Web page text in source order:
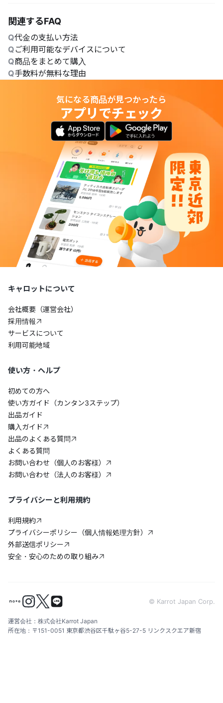
関連するFAQ
Q代金の支払い方法
Qご利用可能なデバイスについて
Q商品をまとめて購入
Q手数料が無料な理由
気になる商品が見つかったら
アプリでチェック
キャロットについて
会社概要（運営会社）
採用情報
サービスについて
利用可能地域
使い方・ヘルプ
初めての方へ
使い方ガイド（カンタン3ステップ）
出品ガイド
購入ガイド
出品のよくある質問
よくある質問
お問い合わせ（個人のお客様）
お問い合わせ（法人のお客様）
プライバシーと利用規約
利用規約
プライバシーポリシー（個人情報処理方針）
外部送信ポリシー
安全・安心のための取り組み
© Karrot Japan Corp.
運営会社：株式会社Karrot Japan
所在地：〒151-0051 東京都渋谷区千駄ヶ谷5-27-5 リンクスクエア新宿